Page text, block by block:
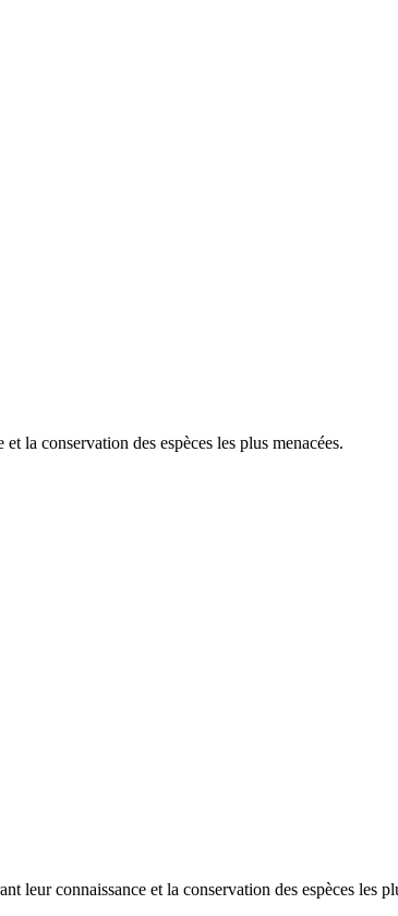
la conservation des espèces les plus menacées.
leur connaissance et la conservation des espèces les